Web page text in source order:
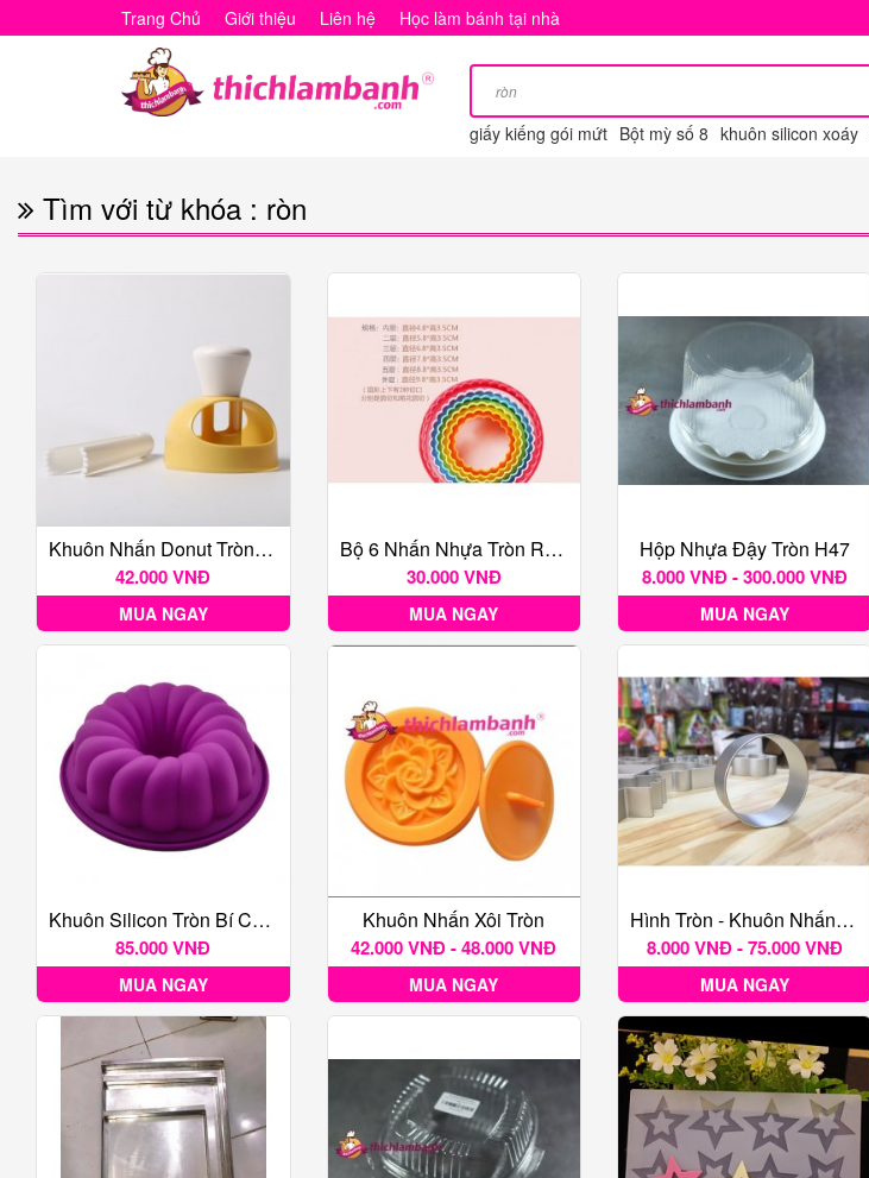
Tìm
ròn
Trang Chủ Giới thiệu Liên hệ Học làm bánh tại nhà
giấy kiếng gói mứt Bột mỳ số 8 khuôn silicon xoáy
Tìm với từ khóa : ròn
Khuôn Nhấn Donut Tròn Kèm Gắp
42.000 VNĐ
MUA NGAY
Bộ 6 Nhấn Nhựa Tròn Răng Cưa
30.000 VNĐ
MUA NGAY
Hộp Nhựa Đậy Tròn H47
8.000 VNĐ - 300.000 VNĐ
MUA NGAY
Khuôn Silicon Tròn Bí Có Lõi 24cm
85.000 VNĐ
MUA NGAY
Khuôn Nhấn Xôi Tròn
42.000 VNĐ - 48.000 VNĐ
MUA NGAY
Hình Tròn - Khuôn Nhấn Bánh Quy TQ
8.000 VNĐ - 75.000 VNĐ
MUA NGAY